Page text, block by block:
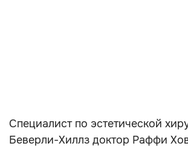
Специалист по эстетической
Беверли-Хиллз доктор Раффи